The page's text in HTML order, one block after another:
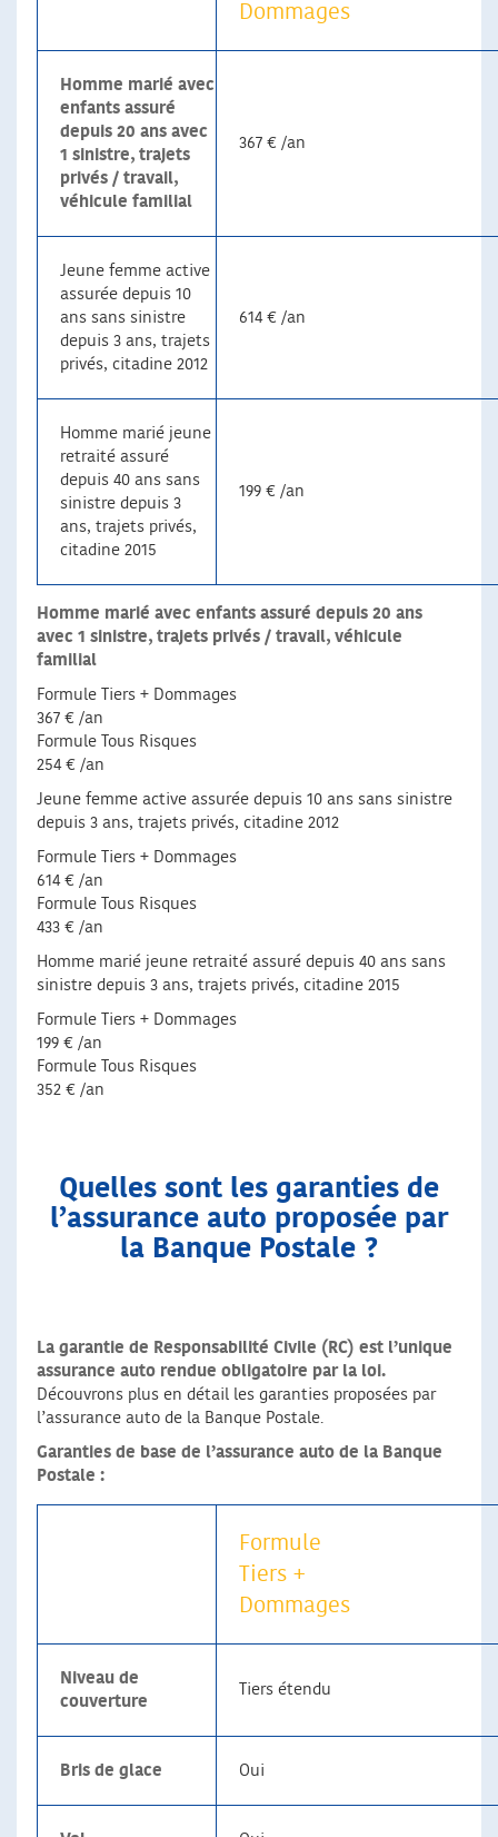
Dommages
Homme marié avec
enfants assuré
depuis 20 ans avec
1 sinistre, trajets
privés / travail,
véhicule familial
367 € /an
Jeune femme active
assurée depuis 10
ans sans sinistre
depuis 3 ans, trajets
privés, citadine 2012
614 € /an
Homme marié jeune
retraité assuré
depuis 40 ans sans
sinistre depuis 3
ans, trajets privés,
citadine 2015
199 € /an
Homme marié avec enfants assuré depuis 20 ans
avec 1 sinistre, trajets privés / travail, véhicule
familial
Formule Tiers + Dommages
367 € /an
Formule Tous Risques
254 € /an
Jeune femme active assurée depuis 10 ans sans sinistre
depuis 3 ans, trajets privés, citadine 2012
Formule Tiers + Dommages
614 € /an
Formule Tous Risques
433 € /an
Homme marié jeune retraité assuré depuis 40 ans sans
sinistre depuis 3 ans, trajets privés, citadine 2015
Formule Tiers + Dommages
199 € /an
Formule Tous Risques
352 € /an
Quelles sont les garanties de
l’assurance auto proposée par
la Banque Postale ?
La garantie de Responsabilité Civile (RC) est l’unique
assurance auto rendue obligatoire par la loi.
Découvrons plus en détail les garanties proposées par
l’assurance auto de la Banque Postale.
Garanties de base de l’assurance auto de la Banque
Postale :
Formule
Tiers +
Dommages
Niveau de
couverture
Tiers étendu
Bris de glace Oui